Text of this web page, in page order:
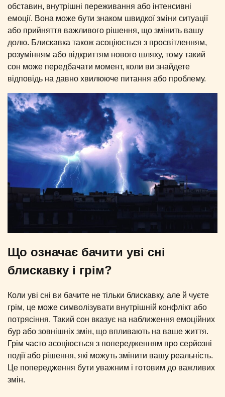
обставин, внутрішні переживання або інтенсивні
емоції. Вона може бути знаком швидкої зміни ситуації
або прийняття важливого рішення, що змінить вашу
долю. Блискавка також асоціюється з просвітленням,
розумінням або відкриттям нового шляху, тому такий
сон може передбачати момент, коли ви знайдете
відповідь на давно хвилююче питання або проблему.
Що означає бачити уві сні
блискавку і грім?
Коли уві сні ви бачите не тільки блискавку, але й чуєте
грім, це може символізувати внутрішній конфлікт або
потрясіння. Такий сон вказує на наближення емоційних
бур або зовнішніх змін, що впливають на ваше життя.
Грім часто асоціюється з попередженням про серйозні
події або рішення, які можуть змінити вашу реальність.
Це попередження бути уважним і готовим до важливих
змін.